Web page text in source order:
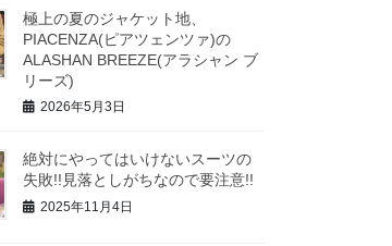
極上の夏のジャケット地、
PIACENZA(ピアツェンツァ)の
ALASHAN BREEZE(アラシャン ブ
リーズ)
2026年5月3日
絶対にやってはいけないスーツの
失敗!!見落としがちなので要注意!!
2025年11月4日